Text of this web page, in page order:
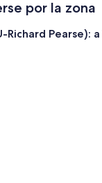
por la zona
Richard Pearse): a